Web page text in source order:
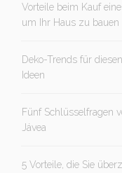
Vorteile beim Kauf
um Ihr Haus zu bauen
Deko-Trends für
Ideen
Fünf Schlüsselfragen
Jávea
5 Vorteile, die Sie